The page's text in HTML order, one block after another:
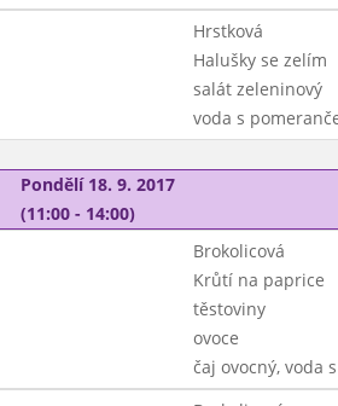
Hrstková
Halušky se zelím
salát zeleninový
voda s
Pondělí 18. 9. 2017
(11:00 - 14:00)
Brokolicová
Krůtí na paprice
těstoviny
ovoce
čaj ovocný, voda